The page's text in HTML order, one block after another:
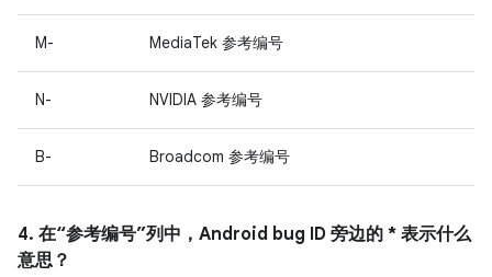
M- MediaTek 参考编号
N- NVIDIA 参考编号
B- Broadcom 参考编号
4. 在“参考编号”列中，Android bug ID 旁边的 * 表示什么
意思？